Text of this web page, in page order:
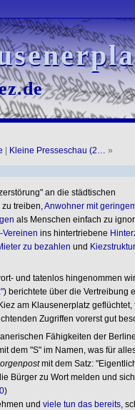
Kleine Presseschau (2… »
an die städtischen
zu treiben, Anwohner mit
als Menschen einfach zu
ins hintertriebene
zu bezahlen und
und tatenlos hingenommen
) berichtete über die Vertreibung
am Klausenerplatz geflüchtet,
Zugriffen vorerst gut
Fähigkeiten der
dem "S" im Namen, was für
mit dem Satz:
Bürger zu Wort melden und
)
und viele tun das bereits,